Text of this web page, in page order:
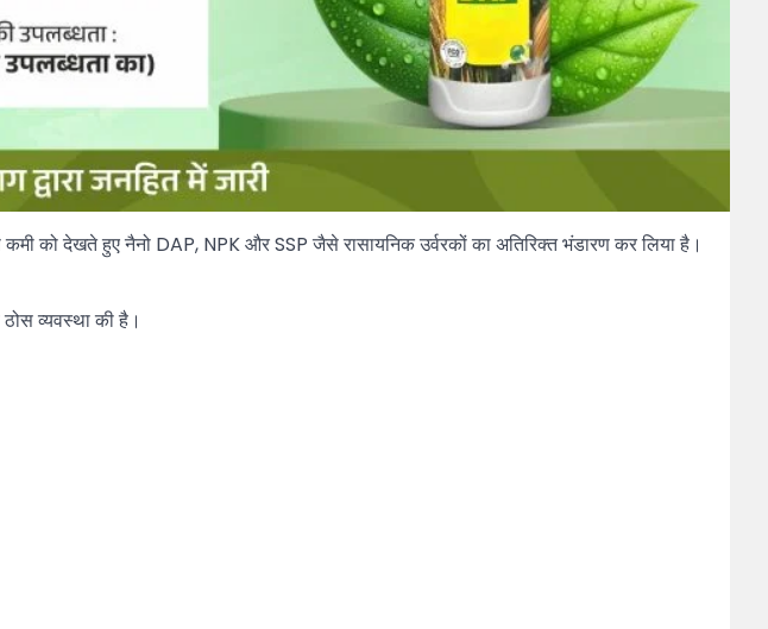
को देखते हुए नैनो DAP, NPK और SSP जैसे रासायनिक उर्वरकों का अतिरिक्त भंडारण कर लिया है।
व्यवस्था की है।